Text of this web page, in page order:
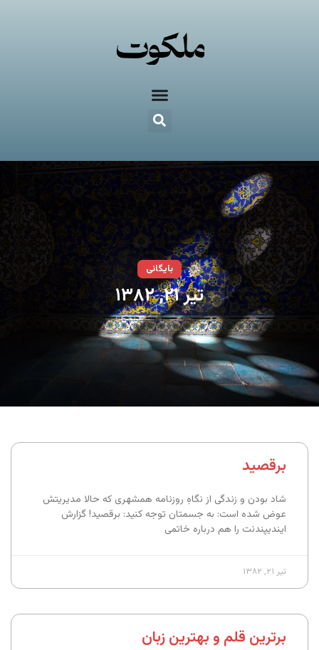
بایگانی
تیر ۲۱, ۱۳۸۲
برقصید
شاد بودن و زندگی از نگاهِ روزنامه همشهری که حالا مدیریتش
عوض شده است: به جسمتان توجه کنید: برقصید! گزارش
ایندیپندنت را هم درباره خاتمی
تیر ۲۱, ۱۳۸۲
برترین قلم و بهترین زبان